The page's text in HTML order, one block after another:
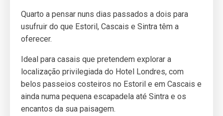
Quarto a pensar nuns dias passados a dois para
usufruir do que Estoril, Cascais e Sintra têm a
oferecer.
Ideal para casais que pretendem explorar a
localização privilegiada do Hotel Londres, com
belos passeios costeiros no Estoril e em Cascais e
ainda numa pequena escapadela até Sintra e os
encantos da sua paisagem.